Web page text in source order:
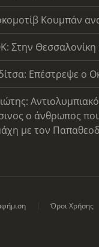
Κουμπάν
Στην
Επέστρεψε ο
ο άνθρωπος
με τον
Όροι Χρήσης